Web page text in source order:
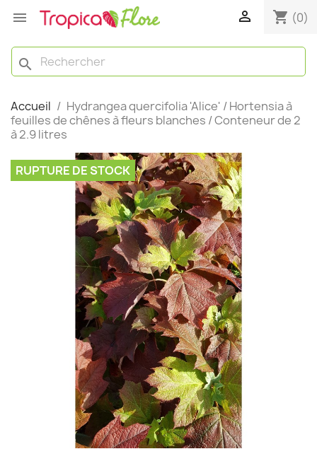
  shopping_cart (0)
search
Accueil
Hydrangea quercifolia 'Alice' / Hortensia à
feuilles de chênes à fleurs blanches / Conteneur de 2
à 2.9 litres
RUPTURE DE STOCK